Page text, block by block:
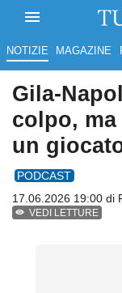
NOTIZIE MAGAZINE
Gila-
colpo,
un
PODCAST
17.06.2026 19:00 di
VEDI LETTURE